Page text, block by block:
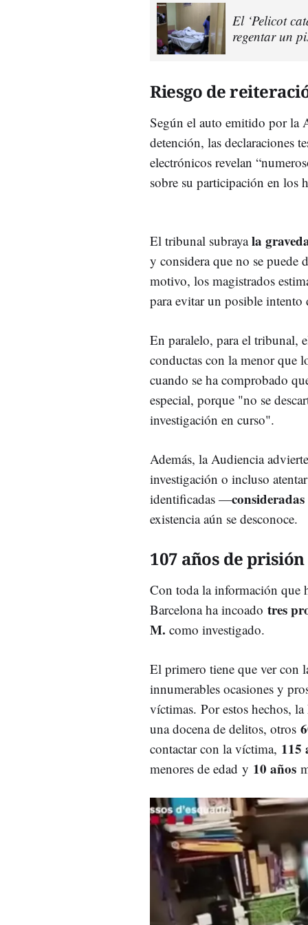
El ‘Pelicot
regentar un
Riesgo de
Según el auto emitido porla
detención, las declaraciones
electrónicos revelan “
sobre su participación en los
El tribunal subrayala
y consideraque no se puede
motivo, los magistrados
paraevitarun posible intento
En paralelo, para el tribunal,
conductas con la menor que
cuando se ha comprobado
especial, porque "no se
investigación en curso".
Además, la Audiencia
investigación o incluso
identificadas —consideradas
existenciaaún se desconoce.
107 años de prisión
Con toda la información que
Barcelona ha incoado tres
M. como investigado.
El primero tiene que ver con
innumerables ocasiones y
víctimas. Por estos hechos,
una docena de delitos, otros
contactar con la víctima, 115
menores de edad y 10 años